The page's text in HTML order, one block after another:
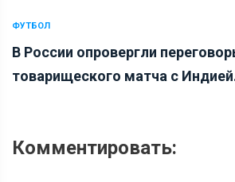
ФУТБОЛ
В России опровергли
товарищеского матча с
Комментировать: